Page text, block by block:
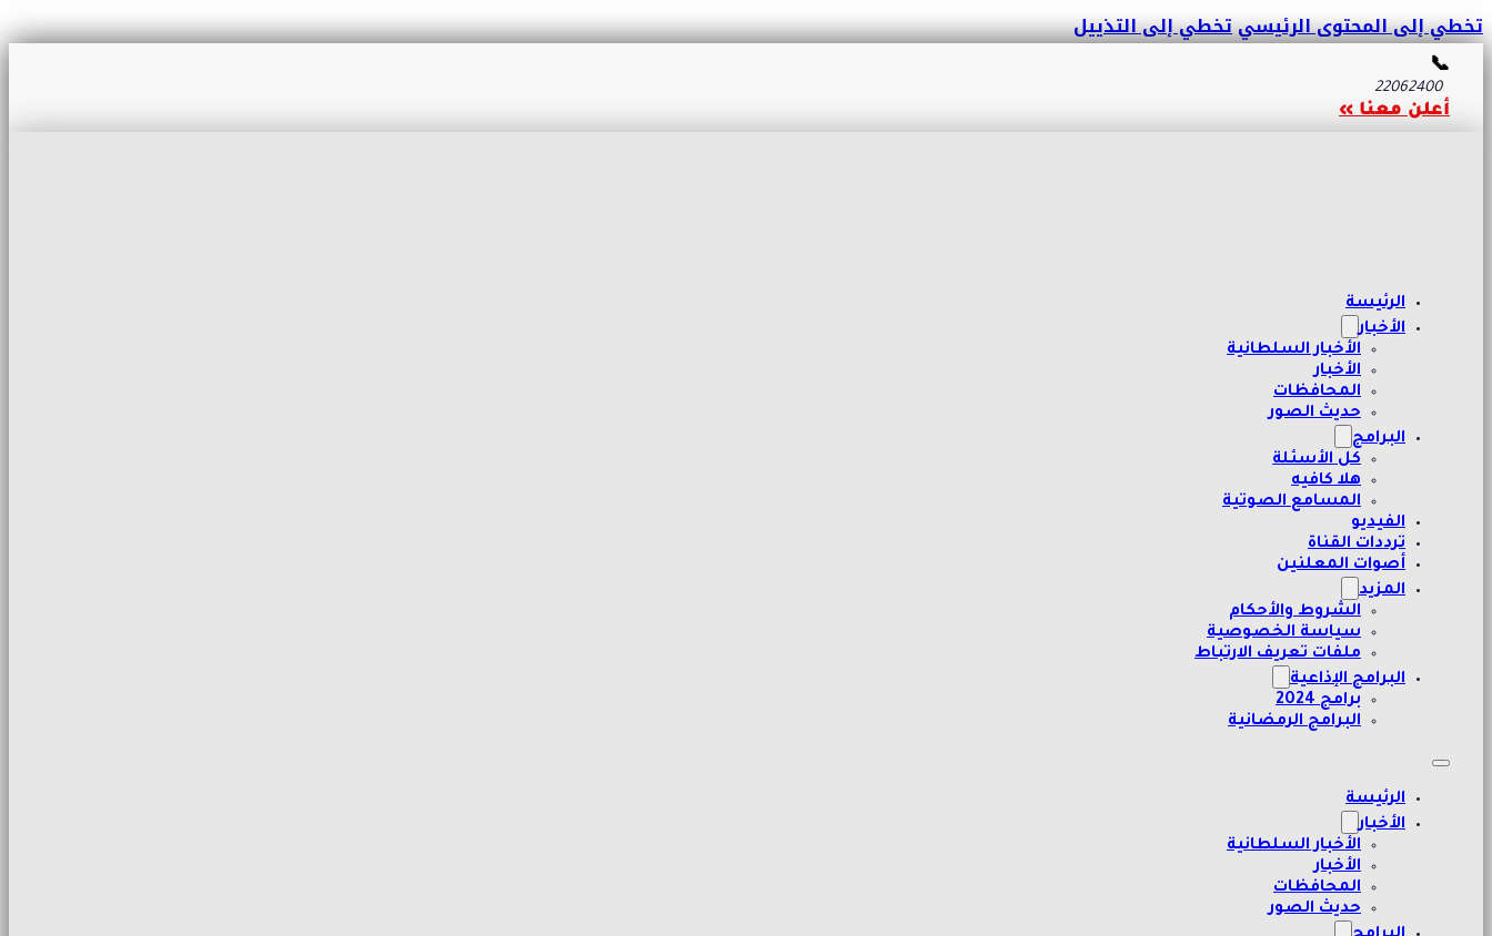
تخطي إلى المحتوى الرئيسيتخطي إلى التذييل
📞
22062400
أعلن معنا »
الرئيسة
الأخبار
الأخبار السلطانية
الأخبار
المحافظات
حديث الصور
البرامج
كل الأسئلة
هلا كافيه
المسامع الصوتية
الفيديو
ترددات القناة
أصوات المعلنين
المزيد
الشروط والأحكام
سياسة الخصوصية
ملفات تعريف الارتباط
البرامج الإذاعية
برامج 2024
البرامج الرمضانية
الرئيسة
الأخبار
الأخبار السلطانية
الأخبار
المحافظات
حديث الصور